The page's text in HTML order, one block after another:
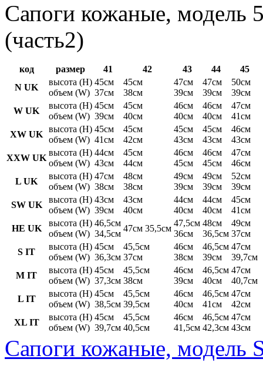
Сапоги кожаные, модель
(часть2)
код размер 41 42 43 44
45
N UK
высота (H)
объем (W)
45см
37см
45см
38см
47см
39см
47см
39см
50см
39см
W UK
высота (H)
объем (W)
45см
39см
45см
40см
46см
40см
46см
40см
47см
41см
XW UK
высота (H)
объем (W)
45см
41см
45см
42см
45см
43см
45см
43см
46см
43см
XXW UK
высота (H)
объем (W)
44см
43см
45см
44см
46см
45см
46см
45см
47см
46см
L UK
высота (H)
объем (W)
47см
38см
48см
38см
49см
39см
49см
39см
52см
39см
SW UK
высота (H)
объем (W)
43см
39см
43см
40см
44см
40см
44см
40см
45см
41см
HE UK
высота (H)
объем (W)
46,5см
34,5см
47см 35,5см
47,5см
36см
48см
36,5см
49см
37см
S IT
высота (H)
объем (W)
45см
36,3см
45,5см
37см
46см
38см
46,5см
39см
47см
39,7см
M IT
высота (H)
объем (W)
45см
37,3см
45,5см
38см
46см
39см
46,5см
40см
47см
40,7см
L IT
высота (H)
объем (W)
45см
38,5см
45,5см
39,5см
46см
40см
46,5см
41см
47см
42см
XL IT
высота (H)
объем (W)
45см
39,7см
45,5см
40,5см
46см
41,5см
46,5см
42,3см
47см
43см
Сапоги кожаные, модель